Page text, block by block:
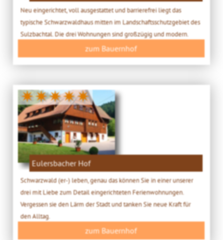
Neu eingerichtet, voll ausgestattet und barrierefrei liegt das
typische Schwarzwaldhaus mitten im Landschaftsschutzgebiet des
Sulzbachtal. Die drei Wohnungen sind großzügig und modern.
zum Bauernhof
✷✷✷✷✷
Eulersbacher Hof
Schwarzwald (er-) leben, genau das können Sie in einer unserer
drei mit Liebe zum Detail eingerichteten Ferienwohnungen.
Vergessen sie den Lärm der Stadt und tanken Sie neue Kraft für
den Alltag.
zum Bauernhof